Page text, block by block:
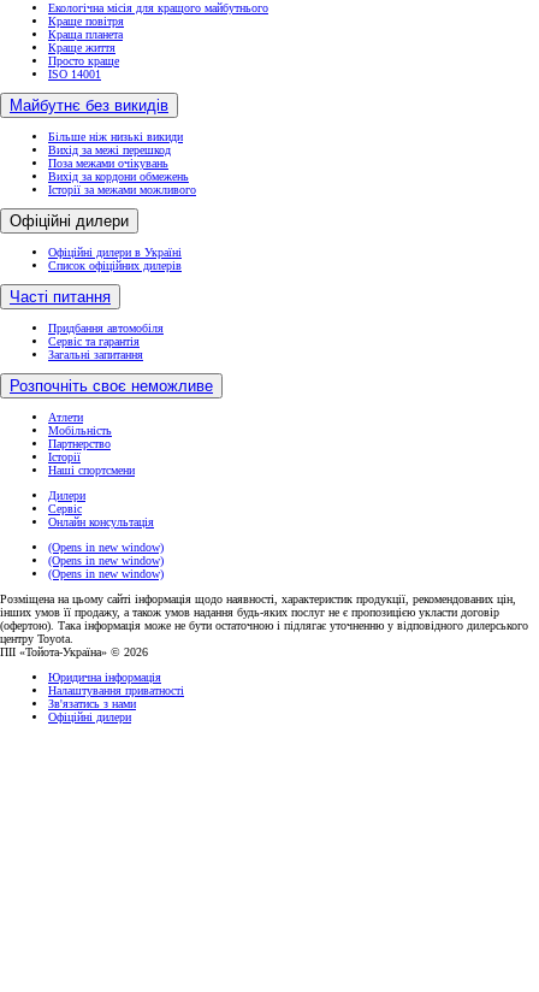
Екологічна місія для кращого майбутнього
Краще повітря
Краща планета
Краще життя
Просто краще
ISO 14001
Майбутнє без викидів
Більше ніж низькі викиди
Вихід за межі перешкод
Поза межами очікувань
Вихід за кордони обмежень
Історії за межами можливого
Офіційні дилери
Офіційні дилери в Україні
Список офіційних дилерів
Часті питання
Придбання автомобіля
Сервіс та гарантія
Загальні запитання
Розпочніть своє неможливе
Атлети
Мобільність
Партнерство
Історії
Наші спортсмени
Дилери
Сервіс
Онлайн консультація
(Opens in new window)
(Opens in new window)
(Opens in new window)
Розміщена на цьому сайті інформація щодо наявності, характеристик продукції, рекомендованих цін,
інших умов її продажу, а також умов надання будь-яких послуг не є пропозицією укласти договір
(офертою). Така інформація може не бути остаточною і підлягає уточненню у відповідного дилерського
центру Toyota.
ПІІ «Тойота-Україна» © 2026
Юридична інформація
Налаштування приватності
Зв'язатись з нами
Офіційні дилери